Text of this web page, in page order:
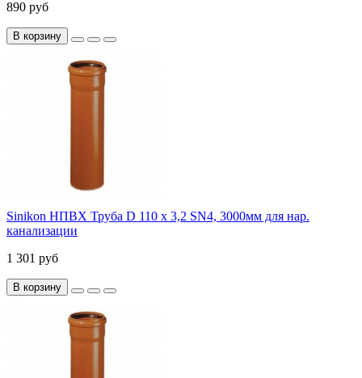
890 руб
В корзину
Sinikon НПВХ Труба D 110 x 3,2 SN4, 3000мм для нар.
канализации
1 301 руб
В корзину